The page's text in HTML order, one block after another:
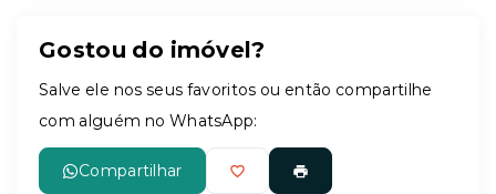
Gostou do imóvel?
Salve ele nos seus favoritos ou então compartilhe
com alguém no WhatsApp:
Compartilhar